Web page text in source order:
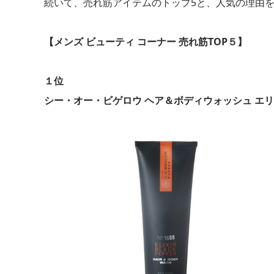
【メンズ ビューティ コーナー 売れ筋TOP５】
１位
シー・オー・ビゲロウ ヘア＆ボディウォッシュ エ